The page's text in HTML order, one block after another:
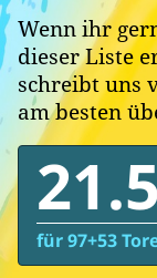
Wenn ihr
dieser Liste
schreibt uns
am besten
für 97+53